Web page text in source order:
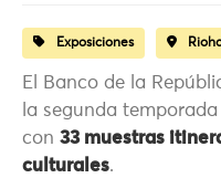
Exposiciones
El Banco de la
la segunda
con 33 muestras
culturales.